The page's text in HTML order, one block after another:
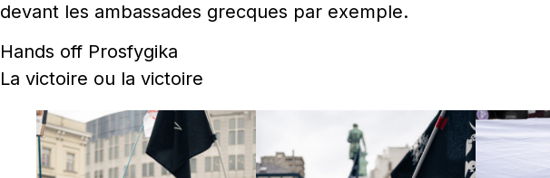
devant les ambassades grecques par exemple.
Hands off Prosfygika
La victoire ou la victoire